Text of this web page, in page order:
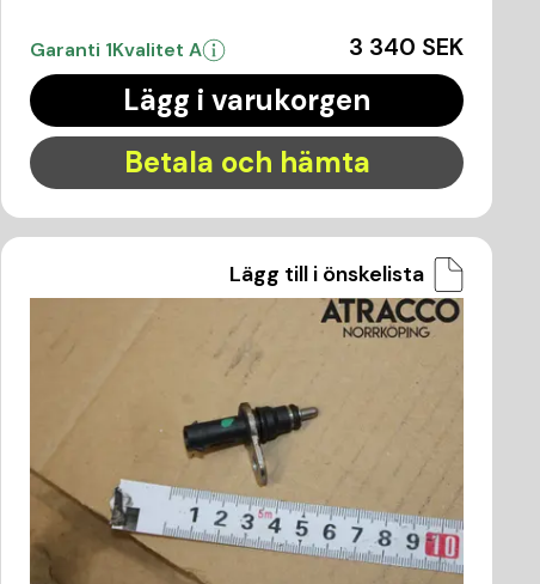
Garanti 1Kvalitet A 3 340 SEK
Lägg i varukorgen
Betala och hämta
Lägg till i önskelista